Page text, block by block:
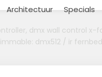
Architectuur Specials
dmx wall control x-
dmx512 / ir